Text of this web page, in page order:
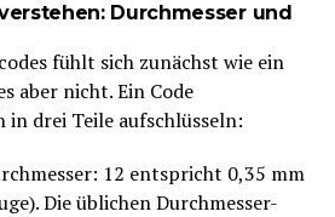
Durchmesser und
fühlt sich zunächst wie ein
aber nicht. Ein Code
in drei Teile aufschlüsseln:
12 entspricht 0,35 mm
Die üblichen Durchmesser-